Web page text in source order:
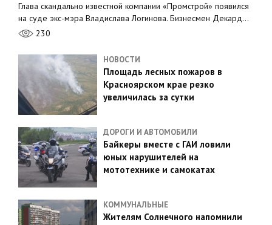
Глава скандально известной компании «Промстрой» появился
на суде экс-мэра Владислава Логинова. Бизнесмен Декард…
230
НОВОСТИ
Площадь лесных пожаров в
Красноярском крае резко
увеличилась за сутки
ДОРОГИ И АВТОМОБИЛИ
Байкеры вместе с ГАИ ловили
юных нарушителей на
мототехнике и самокатах
КОММУНАЛЬНЫЕ
Жителям Солнечного напомнили